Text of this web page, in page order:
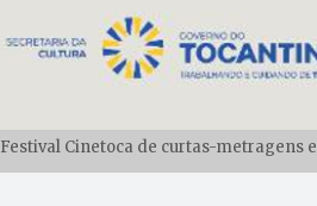
Festival Cinetoca de curtas-metragens